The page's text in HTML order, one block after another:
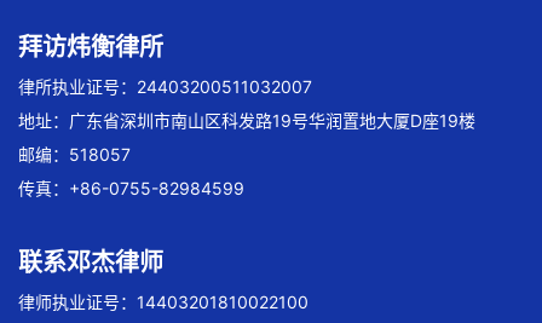
拜访炜衡律所
律所执业证号：24403200511032007
地址：广东省深圳市南山区科发路19号华润置地大厦D座19楼
邮编：518057
传真：+86-0755-82984599
联系邓杰律师
律师执业证号：14403201810022100